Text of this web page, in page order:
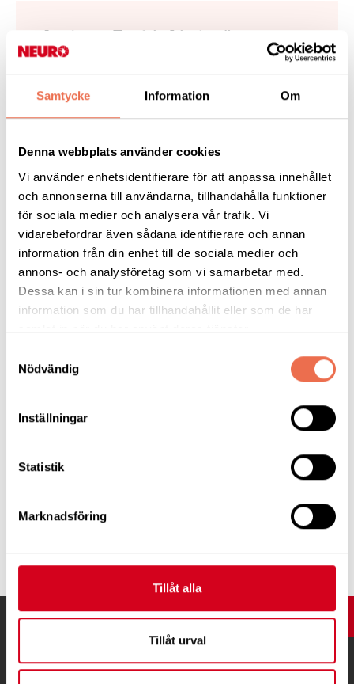
Samtycke Information Om
Denna webbplats använder cookies
Vi använder enhetsidentifierare för att anpassa innehållet
och annonserna till användarna, tillhandahålla funktioner
för sociala medier och analysera vår trafik. Vi
vidarebefordrar även sådana identifierare och annan
information från din enhet till de sociala medier och
annons- och analysföretag som vi samarbetar med.
Dessa kan i sin tur kombinera informationen med annan
information som du har tillhandahållit eller som de har
samlat in när du har använt deras tjänster.
Nödvändig
Inställningar
Statistik
Marknadsföring
Tillåt alla
Tillåt urval
Jag heter Fredric Lindström
Jag fick syrebrist när jag föddes. Det ledde till att jag
bokstavstavla och en laserlampa.
arbetat på en daglig verksamhet i Växjö. Där skrev
jag broschyrer åt kommunen.
På fritiden fikar jag på konditori och lyssnar på
musik. Jag tycker om att resa till Tyskland och se de
öppna fälten och skogarna. Då väcks min passion till
liv. Det är en sång till livet. Den knyter ihop starka
familjeband, till läslust och inspiration till poesi och
historier.
Jag bor i Växjö. Det är en liten stad i Småland. Jag
går på folkhögskola på Valjeviken i Sölvesborg.
Jag skriver dikter och berättelser om olika saker.
UPP